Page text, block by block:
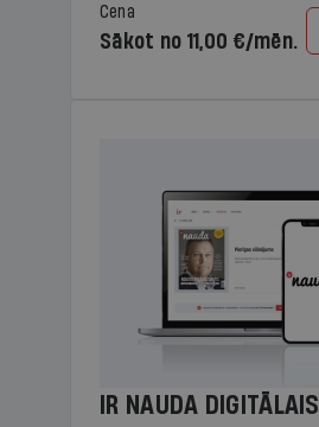
Cena
Sākot no 11,00 €/mēn.
IR NAUDA DIGITĀLAIS